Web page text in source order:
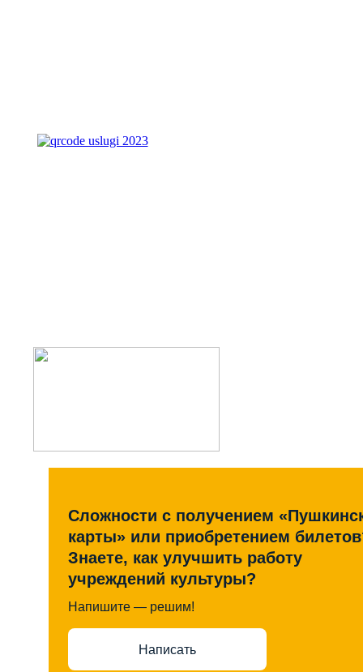
Сложности с получением
карты» или приобретением
Знаете, как улучшить работу
учреждений культуры?
Напишите — решим!
Написать